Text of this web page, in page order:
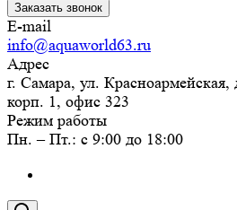
Заказать звонок
E-mail
info@aquaworld63.ru
Адрес
г. Самара, ул.
корп. 1, офис 323
Режим работы
Пн. – Пт.: с 9:00 до 18:00